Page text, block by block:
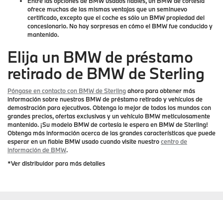
ofrece muchas de las mismas ventajas que un seminuevo
certificado, excepto que el coche es sólo un BMW propiedad del
concesionario. No hay sorpresas en cómo el BMW fue conducido y
mantenido.
Elija un BMW de préstamo
retirado de BMW de Sterling
Póngase en contacto con BMW de Sterlingahora para obtener más
información sobre nuestros BMW de préstamo retirado y vehículos de
demostración para ejecutivos. Obtenga lo mejor de todos los mundos con
grandes precios, ofertas exclusivas y un vehículo BMW meticulosamente
mantenido. ¡Su modelo BMW de cortesía le espera en BMW de Sterling!
Obtenga más información acerca de las grandes características que puede
esperar en un fiable BMW usado cuando visite nuestrocentro de
información de BMW.
*Ver distribuidor para más detalles